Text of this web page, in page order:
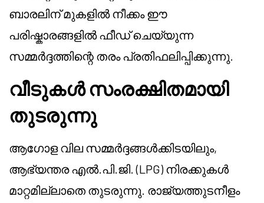
ബാരലിന് മുകളിൽ നീക്കം ഈ
പരിഷ്കാരങ്ങളിൽ ഫീഡ് ചെയ്യുന്ന
സമ്മർദ്ദത്തിന്റെ തരം പ്രതിഫലിപ്പിക്കുന്നു.
വീടുകൾ സംരക്ഷിതമായി
തുടരുന്നു
ആഗോള വില സമ്മർദ്ദങ്ങൾക്കിടയിലും,
ആഭ്യന്തര എൽ.പി.ജി. (LPG) നിരക്കുകൾ
മാറ്റമില്ലാതെ തുടരുന്നു. രാജ്യത്തുടനീളം